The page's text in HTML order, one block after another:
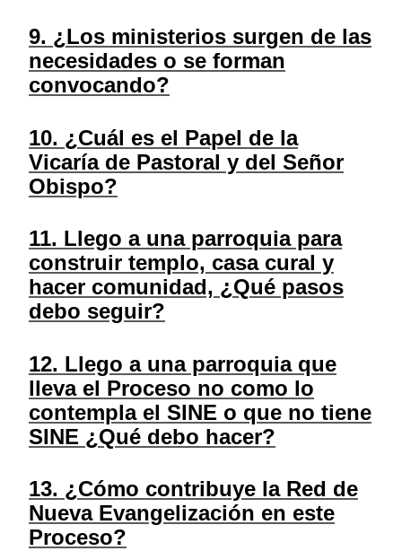
9. ¿Los ministerios surgen de las
necesidades o se forman
convocando?
10. ¿Cuál es el Papel de la
Vicaría de Pastoral y del Señor
Obispo?
11. Llego a una parroquia para
construir templo, casa cural y
hacer comunidad, ¿Qué pasos
debo seguir?
12. Llego a una parroquia que
lleva el Proceso no como lo
contempla el SINE o que no tiene
SINE ¿Qué debo hacer?
13. ¿Cómo contribuye la Red de
Nueva Evangelización en este
Proceso?